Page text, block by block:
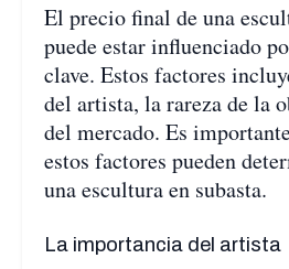
El precio final de una
puede estar influenciado
clave. Estos factores
del artista, la rareza de la
del mercado. Es
estos factores pueden
una escultura en subasta.
La importancia del artista